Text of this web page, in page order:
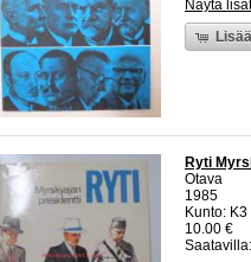
Näytä
Ryti
Otava
1985
Kunto:
10.00 €